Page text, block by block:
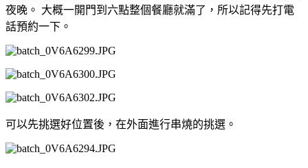
夜晚。 大概一開門到六點整個餐廳就滿了，所以記得先打電
話預約一下。
可以先挑選好位置後，在外面進行串燒的挑選。